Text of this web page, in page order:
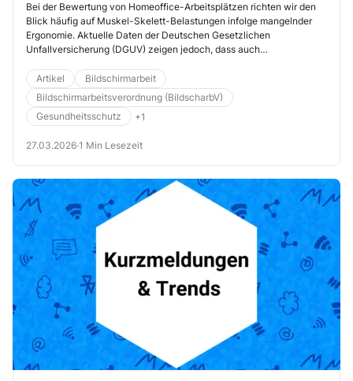
Bei der Bewertung von Homeoffice-Arbeitsplätzen richten wir den
Blick häufig auf Muskel-Skelett-Belastungen infolge mangelnder
Ergonomie. Aktuelle Daten der Deutschen Gesetzlichen
Unfallversicherung (DGUV) zeigen jedoch, dass auch
relevantes Gesundheitsproblem sind.
Artikel
Bildschirmarbeit
Bildschirmarbeitsverordnung (BildscharbV)
Gesundheitsschutz
+1
27.03.2026·1 Min Lesezeit